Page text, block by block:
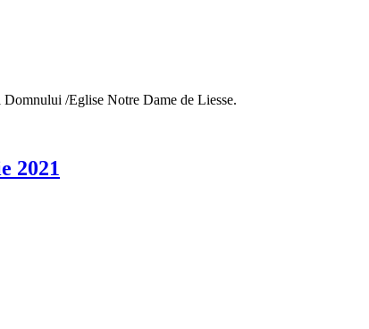
/Eglise Notre Dame de Liesse.
2021